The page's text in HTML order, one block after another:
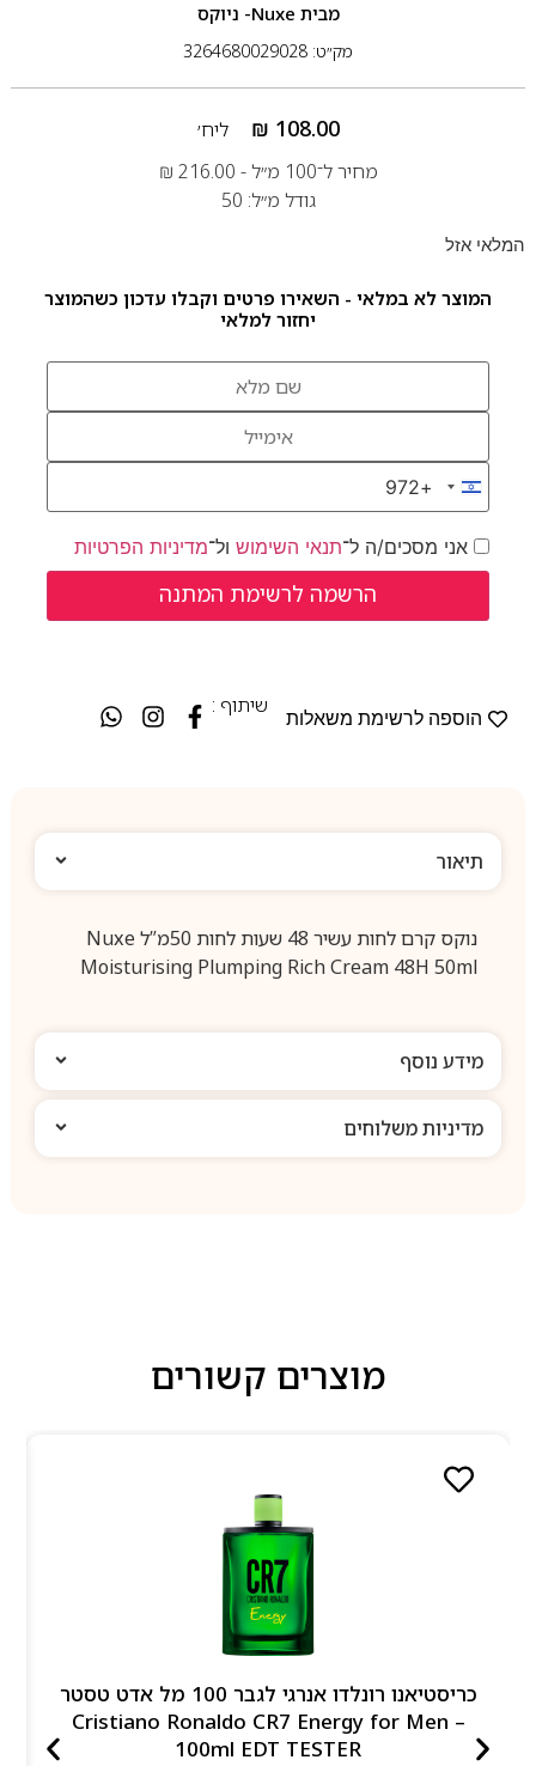
מבית Nuxe- ניוקס
מק״ט: 3264680029028
₪ 108.00
ליח׳
מחיר ל־100 מ״ל -
₪ 216.00
גודל מ״ל: 50
המלאי אזל
המוצר לא במלאי - השאירו פרטים וקבלו עדכון כשהמוצר
יחזור למלאי
Israel +972
+972
אני מסכים/ה ל־תנאי השימושול־מדיניות הפרטיות
הוספה לרשימת משאלות
שיתוף :
תיאור
נוקס קרם לחות עשיר 48 שעות לחות 50מ”ל Nuxe
Moisturising Plumping Rich Cream 48H 50ml
מידע נוסף
מדיניות משלוחים
מוצרים קשורים
כריסטיאנו רונלדו אנרגי לגבר 100 מל אדט טסטר
– Cristiano Ronaldo CR7 Energy for Men
100ml EDT TESTER